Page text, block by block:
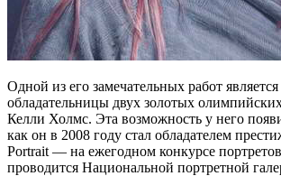
Одной из его замечательных работ является
обладательницы двух золотых
Келли Холмс. Эта возможность у него
как он в 2008 году стал обладателем
Portrait — на ежегодном конкурсе
проводится Национальной портретной